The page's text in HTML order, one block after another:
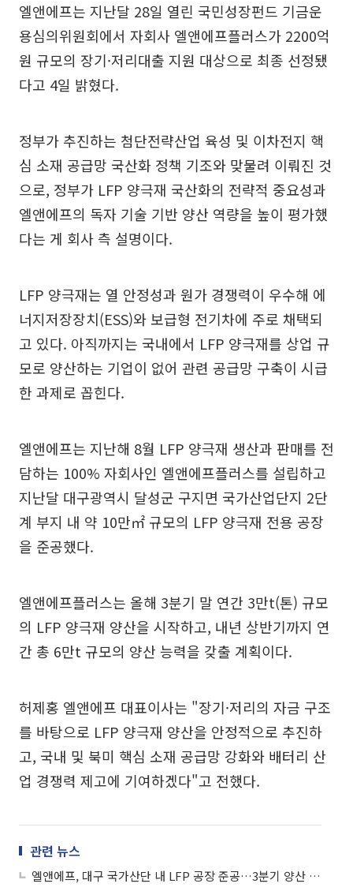
엘앤에프는 지난달 28일 열린 국민성장펀드 기금운
용심의위원회에서 자회사 엘앤에프플러스가 2200억
원 규모의 장기·저리대출 지원 대상으로 최종 선정됐
다고 4일 밝혔다.
정부가 추진하는 첨단전략산업 육성 및 이차전지 핵
심 소재 공급망 국산화 정책 기조와 맞물려 이뤄진 것
으로, 정부가 LFP 양극재 국산화의 전략적 중요성과
엘앤에프의 독자 기술 기반 양산 역량을 높이 평가했
다는 게 회사 측 설명이다.
LFP 양극재는 열 안정성과 원가 경쟁력이 우수해 에
너지저장장치(ESS)와 보급형 전기차에 주로 채택되
고 있다. 아직까지는 국내에서 LFP 양극재를 상업 규
모로 양산하는 기업이 없어 관련 공급망 구축이 시급
한 과제로 꼽힌다.
엘앤에프는 지난해 8월 LFP 양극재 생산과 판매를 전
담하는 100% 자회사인 엘앤에프플러스를 설립하고
지난달 대구광역시 달성군 구지면 국가산업단지 2단
계 부지 내 약 10만㎡ 규모의 LFP 양극재 전용 공장
을 준공했다.
엘앤에프플러스는 올해 3분기 말 연간 3만t(톤) 규모
의 LFP 양극재 양산을 시작하고, 내년 상반기까지 연
간 총 6만t 규모의 양산 능력을 갖출 계획이다.
허제홍 엘앤에프 대표이사는 "장기·저리의 자금 구조
를 바탕으로 LFP 양극재 양산을 안정적으로 추진하
고, 국내 및 북미 핵심 소재 공급망 강화와 배터리 산
업 경쟁력 제고에 기여하겠다"고 전했다.
관련 뉴스
엘앤에프, 대구 국가산단 내 LFP 공장 준공…3분기 양산 돌입